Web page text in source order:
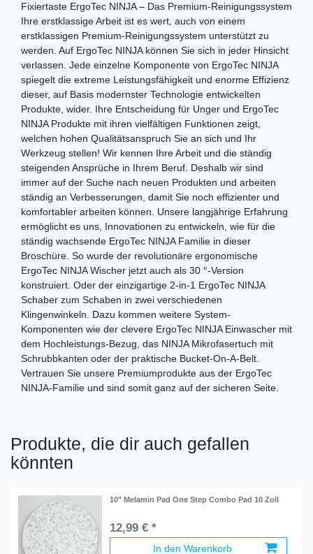
Fixiertaste ErgoTec NINJA – Das Premium-Reinigungssystem
Ihre erstklassige Arbeit ist es wert, auch von einem
erstklassigen Premium-Reinigungssystem unterstützt zu
werden. Auf ErgoTec NINJA können Sie sich in jeder Hinsicht
verlassen. Jede einzelne Komponente von ErgoTec NINJA
spiegelt die extreme Leistungsfähigkeit und enorme Effizienz
dieser, auf Basis modernster Technologie entwickelten
Produkte, wider. Ihre Entscheidung für Unger und ErgoTec
NINJA Produkte mit ihren vielfältigen Funktionen zeigt,
welchen hohen Qualitätsanspruch Sie an sich und Ihr
Werkzeug stellen! Wir kennen Ihre Arbeit und die ständig
steigenden Ansprüche in Ihrem Beruf. Deshalb wir sind
immer auf der Suche nach neuen Produkten und arbeiten
ständig an Verbesserungen, damit Sie noch effizienter und
komfortabler arbeiten können. Unsere langjährige Erfahrung
ermöglicht es uns, Innovationen zu entwickeln, wie für die
ständig wachsende ErgoTec NINJA Familie in dieser
Broschüre. So wurde der revolutionäre ergonomische
ErgoTec NINJA Wischer jetzt auch als 30 °-Version
konstruiert. Oder der einzigartige 2-in-1 ErgoTec NINJA
Schaber zum Schaben in zwei verschiedenen
Klingenwinkeln. Dazu kommen weitere System-
Komponenten wie der clevere ErgoTec NINJA Einwascher mit
dem Hochleistungs-Bezug, das NINJA Mikrofasertuch mit
Schrubbkanten oder der praktische Bucket-On-A-Belt.
Vertrauen Sie unsere Premiumprodukte aus der ErgoTec
NINJA-Familie und sind somit ganz auf der sicheren Seite.
Produkte, die dir auch gefallen
könnten
10" Melamin Pad One Step Combo Pad 10 Zoll
12,99 € *
In den Warenkorb